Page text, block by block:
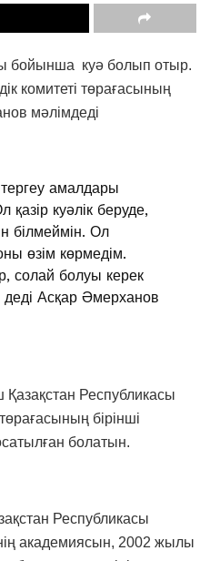
бойынша куә болып отыр.
комитеті төрағасының
мәлімдеді
амалдары
қазір куәлік беруде,
білмеймін. Ол
өзім көрмедім.
солай болуы керек
Асқар Әмерханов
Республикасы
төрағасының бірінші
болатын.
Республикасы
академиясын, 2002 жылы